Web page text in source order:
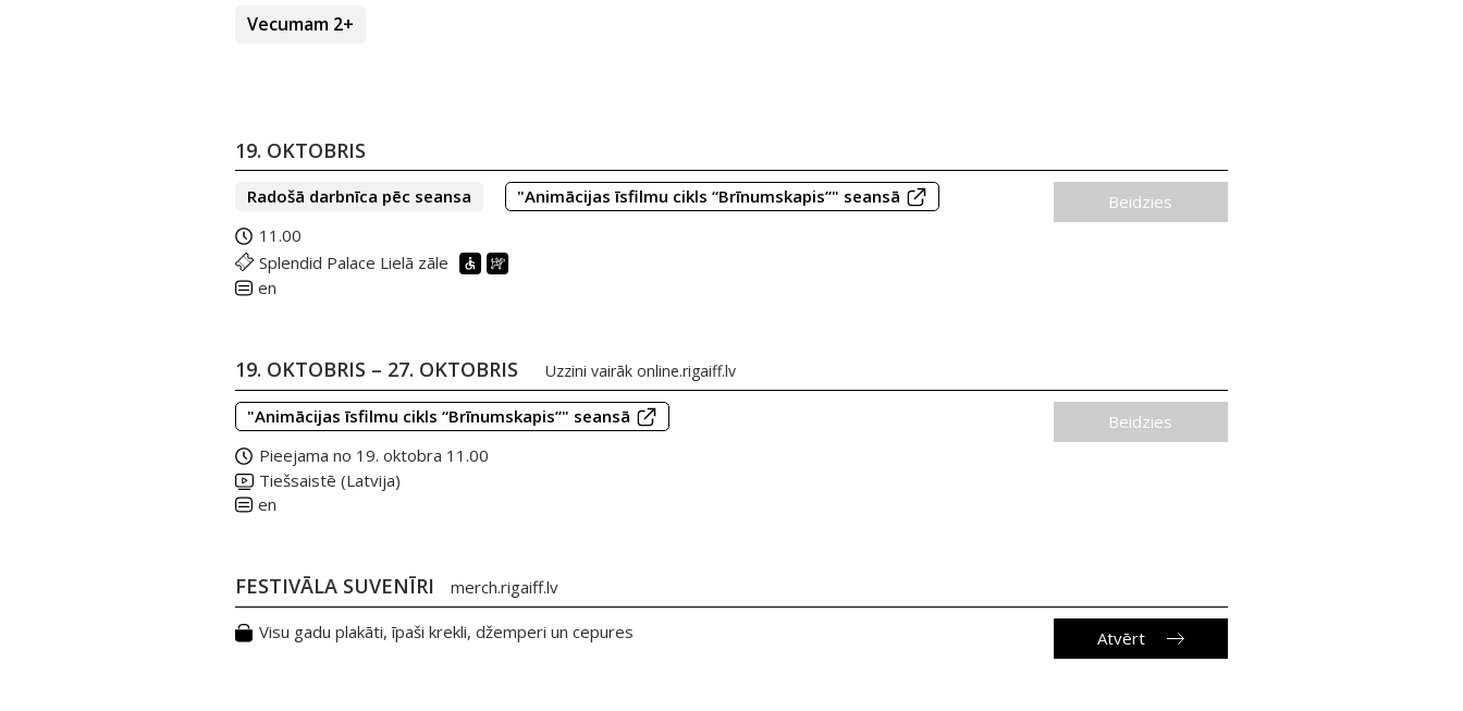
Vecumam 2+
19. OKTOBRIS
Radošā darbnīca pēc seansa
"Animācijas īsfilmu cikls “Brīnumskapis”" seansā
11.00
Splendid Palace Lielā zāle
en
Beidzies
19. OKTOBRIS – 27. OKTOBRIS Uzzini vairākonline.rigaiff.lv
"Animācijas īsfilmu cikls “Brīnumskapis”" seansā
Pieejama no 19. oktobra 11.00
Tiešsaistē (Latvija)
en
Beidzies
FESTIVĀLA SUVENĪRI merch.rigaiff.lv
Visu gadu plakāti, īpaši krekli, džemperi un cepures Atvērt